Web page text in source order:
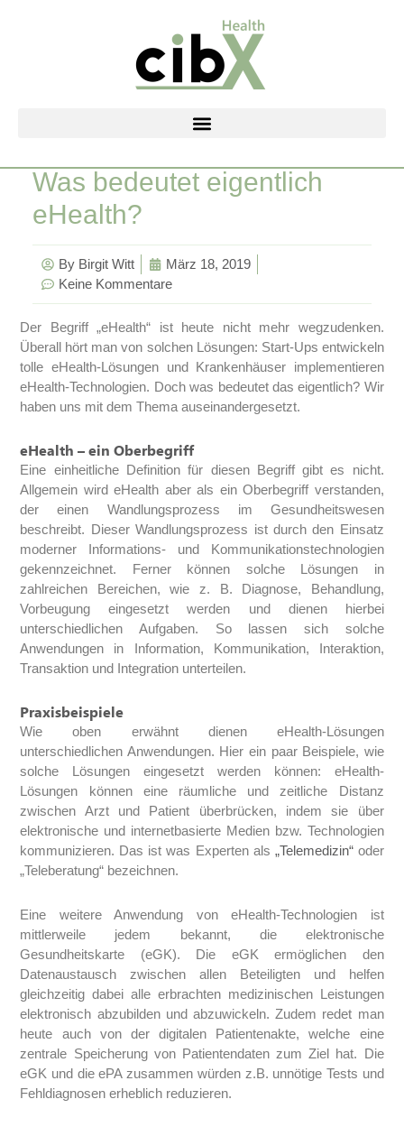
Was bedeutet eigentlich
eHealth?
By Birgit Witt
März 18, 2019
Keine Kommentare
Der Begriff „eHealth“ ist heute nicht mehr wegzudenken.
Überall hört man von solchen Lösungen: Start-Ups entwickeln
tolle eHealth-Lösungen und Krankenhäuser implementieren
eHealth-Technologien. Doch was bedeutet das eigentlich? Wir
haben uns mit dem Thema auseinandergesetzt.
eHealth – ein Oberbegriff
Eine einheitliche Definition für diesen Begriff gibt es nicht.
Allgemein wird eHealth aber als ein Oberbegriff verstanden,
der einen Wandlungsprozess im Gesundheitswesen
beschreibt. Dieser Wandlungsprozess ist durch den Einsatz
moderner Informations- und Kommunikationstechnologien
gekennzeichnet. Ferner können solche Lösungen in
zahlreichen Bereichen, wie z. B. Diagnose, Behandlung,
Vorbeugung eingesetzt werden und dienen hierbei
unterschiedlichen Aufgaben. So lassen sich solche
Anwendungen in Information, Kommunikation, Interaktion,
Transaktion und Integration unterteilen.
Praxisbeispiele
Wie oben erwähnt dienen eHealth-Lösungen
unterschiedlichen Anwendungen. Hier ein paar Beispiele, wie
solche Lösungen eingesetzt werden können: eHealth-
Lösungen können eine räumliche und zeitliche Distanz
zwischen Arzt und Patient überbrücken, indem sie über
elektronische und internetbasierte Medien bzw. Technologien
kommunizieren. Das ist was Experten als „Telemedizin“oder
„Teleberatung“ bezeichnen.
Eine weitere Anwendung von eHealth-Technologien ist
mittlerweile jedem bekannt, die elektronische
Gesundheitskarte (eGK). Die eGK ermöglichen den
Datenaustausch zwischen allen Beteiligten und helfen
gleichzeitig dabei alle erbrachten medizinischen Leistungen
elektronisch abzubilden und abzuwickeln. Zudem redet man
heute auch von der digitalen Patientenakte, welche eine
zentrale Speicherung von Patientendaten zum Ziel hat. Die
eGK und die ePA zusammen würden z.B. unnötige Tests und
Fehldiagnosen erheblich reduzieren.